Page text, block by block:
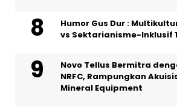
Humor Gus Dur :
vs Sektarianisme-Inklusif 1
Novo Tellus Bermitra
NRFC, Rampungkan
Mineral Equipment